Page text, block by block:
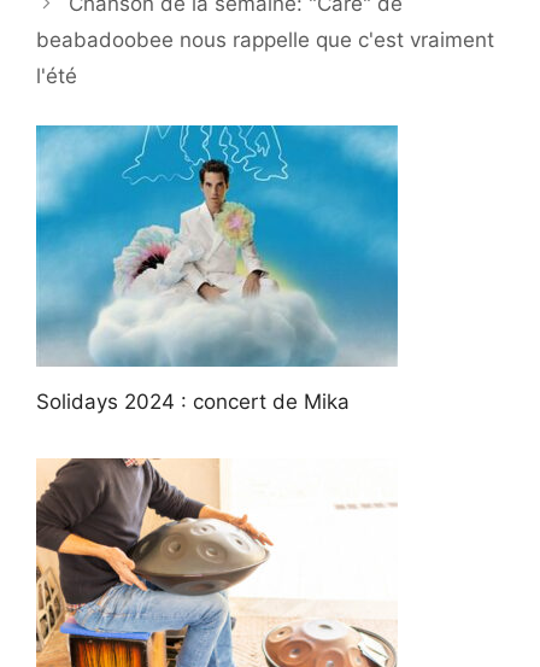
beabadoobee nous rappelle que c'est vraiment
l'été
Solidays 2024 : concert de Mika